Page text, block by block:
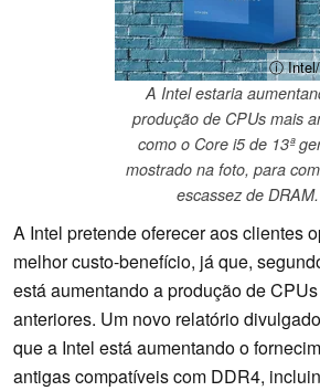
ⓘ Intel/
A Intel estaria
produção de CPUs mais
como o Core i5 de 13ª
mostrado na foto, para
escassez de DRAM.
A Intel pretende oferecer aos clientes
melhor custo-benefício, já que,
está aumentando a produção de
anteriores. Um novo relatório
que a Intel está aumentando o
antigas compatíveis com DDR4,